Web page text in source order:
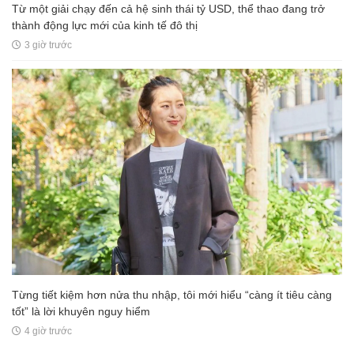
Từ một giải chạy đến cả hệ sinh thái tỷ USD, thể thao đang trở
thành động lực mới của kinh tế đô thị
3 giờ trước
Từng tiết kiệm hơn nửa thu nhập, tôi mới hiểu “càng ít tiêu càng
tốt” là lời khuyên nguy hiểm
4 giờ trước